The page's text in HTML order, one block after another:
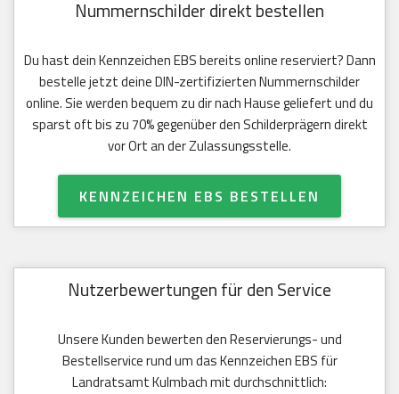
Nummernschilder direkt bestellen
Du hast dein Kennzeichen EBS bereits online reserviert? Dann
bestelle jetzt deine DIN-zertifizierten Nummernschilder
online. Sie werden bequem zu dir nach Hause geliefert und du
sparst oft bis zu 70% gegenüber den Schilderprägern direkt
vor Ort an der Zulassungsstelle.
KENNZEICHEN EBS BESTELLEN
Nutzerbewertungen für den Service
Unsere Kunden bewerten den Reservierungs- und
Bestellservice rund um das Kennzeichen EBS für
Landratsamt Kulmbach mit durchschnittlich: